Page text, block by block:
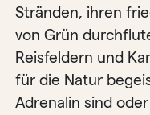
Stränden, ihren
von Grün
Reisfeldern und
für die Natur
Adrenalin sind